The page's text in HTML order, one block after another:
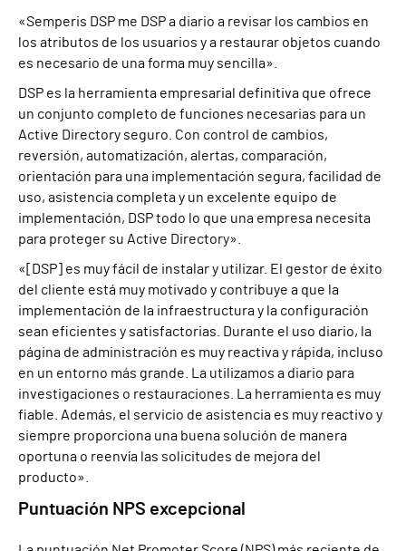
«Semperis DSP me DSP a diario a revisar los cambios en
los atributos de los usuarios y a restaurar objetos cuando
es necesario de una forma muy sencilla».
DSP es la herramienta empresarial definitiva que ofrece
un conjunto completo de funciones necesarias para un
Active Directory seguro. Con control de cambios,
reversión, automatización, alertas, comparación,
orientación para una implementación segura, facilidad de
uso, asistencia completa y un excelente equipo de
implementación, DSP todo lo que una empresa necesita
para proteger su Active Directory».
«[DSP] es muy fácil de instalar y utilizar. El gestor de éxito
del cliente está muy motivado y contribuye a que la
implementación de la infraestructura y la configuración
sean eficientes y satisfactorias. Durante el uso diario, la
página de administración es muy reactiva y rápida, incluso
en un entorno más grande. La utilizamos a diario para
investigaciones o restauraciones. La herramienta es muy
fiable. Además, el servicio de asistencia es muy reactivo y
siempre proporciona una buena solución de manera
oportuna o reenvía las solicitudes de mejora del
producto».
Puntuación NPS excepcional